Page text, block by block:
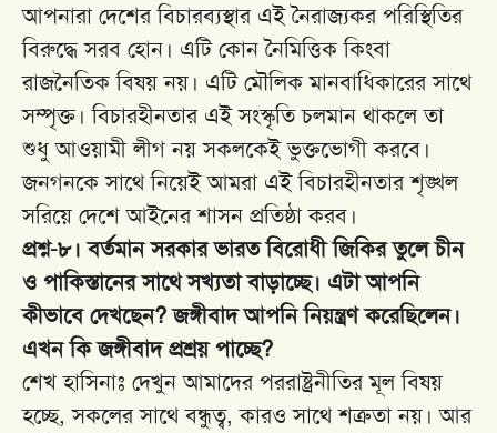
আপনারা দেশের বিচারব্যস্থার এই নৈরাজ্যকর পরিস্থিতির
বিরুদ্ধে সরব হোন। এটি কোন নৈমিত্তিক কিংবা
রাজনৈতিক বিষয় নয়। এটি মৌলিক মানবাধিকারের সাথে
সম্পৃক্ত। বিচারহীনতার এই সংস্কৃতি চলমান থাকলে তা
শুধু আওয়ামী লীগ নয় সকলকেই ভুক্তভোগী করবে।
জনগনকে সাথে নিয়েই আমরা এই বিচারহীনতার শৃঙ্খল
সরিয়ে দেশে আইনের শাসন প্রতিষ্ঠা করব।
প্রশ্ন-৮। বর্তমান সরকার ভারত বিরোধী জিকির তুলে চীন
ও পাকিস্তানের সাথে সখ্যতা বাড়াচ্ছে। এটা আপনি
কীভাবে দেখছেন? জঙ্গীবাদ আপনি নিয়ন্ত্রণ করেছিলেন।
এখন কি জঙ্গীবাদ প্রশ্রয় পাচ্ছে?
শেখ হাসিনাঃ দেখুন আমাদের পররাষ্ট্রনীতির মূল বিষয়
হচ্ছে, সকলের সাথে বন্ধুত্ব, কারও সাথে শত্রুতা নয়। আর